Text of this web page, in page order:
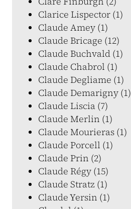
Clarice Lispector (1)
Claude Amey (1)
Claude Bricage (12)
Claude Buchvald (1)
Claude Chabrol (1)
Claude Degliame (1)
Claude Demarigny (1)
Claude Liscia (7)
Claude Merlin (1)
Claude Mourieras (1)
Claude Porcell (1)
Claude Prin (2)
Claude Régy (15)
Claude Stratz (1)
Claude Yersin (1)